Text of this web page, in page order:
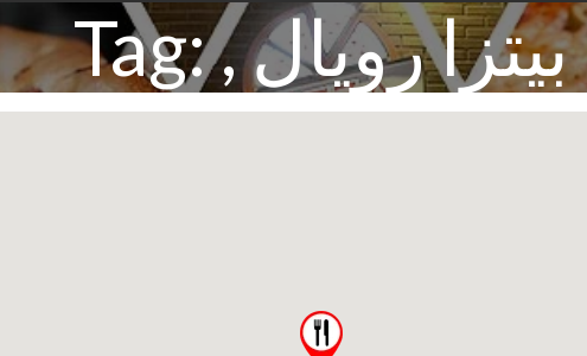
Tag: , بيتزا رويال